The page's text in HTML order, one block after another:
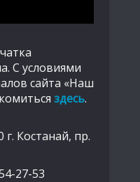
С условиями
сайта «Наш
здесь.
г. Костанай, пр.
27-53